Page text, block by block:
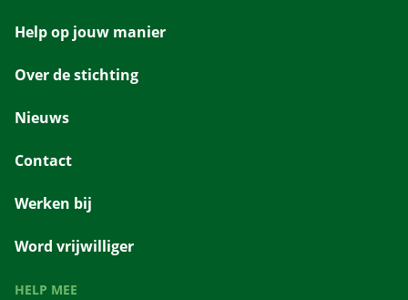
Help op jouw manier
Over de stichting
Nieuws
Contact
Werken bij
Word vrijwilliger
HELP MEE